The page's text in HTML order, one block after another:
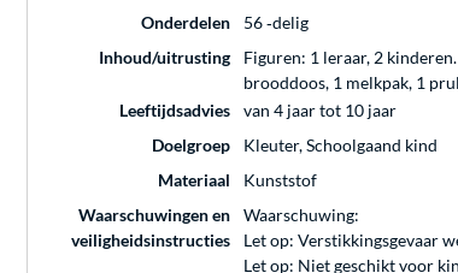
Onderdelen
56 ‐delig
Inhoud/uitrusting
Figuren: 1 leraar, 2
brooddoos, 1 melkpak, 1
Leeftijdsadvies
van 4 jaar tot 10 jaar
Doelgroep
Kleuter, Schoolgaand kind
Materiaal
Kunststof
Waarschuwingen en
veiligheidsinstructies
Waarschuwing:
Let op: Verstikkingsgevaar
Let op: Niet geschikt voor